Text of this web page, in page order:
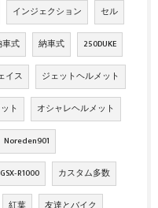
インジェクション セル
式 納車式 250DUKE
イス ジェットヘルメット
ト オシャレヘルメット
Noreden901
GSX‐R1000 カスタム多数